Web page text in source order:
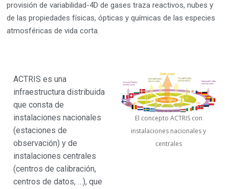
provisión de variabilidad-4D de gases traza reactivos, nubes y
de las propiedades físicas, ópticas y químicas de las especies
atmosféricas de vida corta.
ACTRIS es una
infraestructura distribuida
que consta de
instalaciones nacionales
(estaciones de
observación) y de
instalaciones centrales
(centros de calibración,
centros de datos, …), que
El concepto ACTRIS con
instalaciones nacionales y
centrales